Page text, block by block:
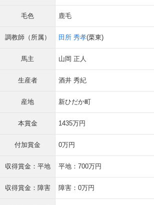
毛色 鹿毛
調教師（所属） 田所 秀孝(栗東)
馬主 山岡 正人
生産者 酒井 秀紀
産地 新ひだか町
本賞金 1435万円
付加賞金 0万円
収得賞金：平地 平地：700万円
収得賞金：障害 障害：0万円